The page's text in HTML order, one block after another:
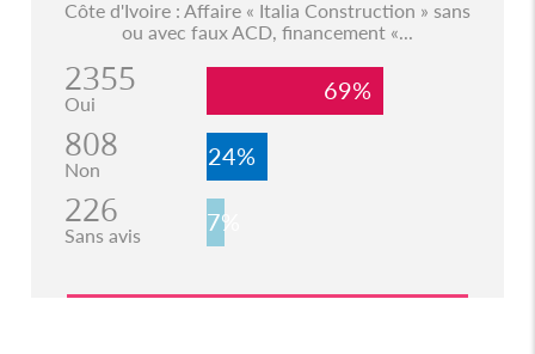
Côte d'Ivoire : Affaire « Italia Construction » sans
ou avec faux ACD, financement «...
2355
Oui 69%
808
Non 24%
226
Sans avis 7%